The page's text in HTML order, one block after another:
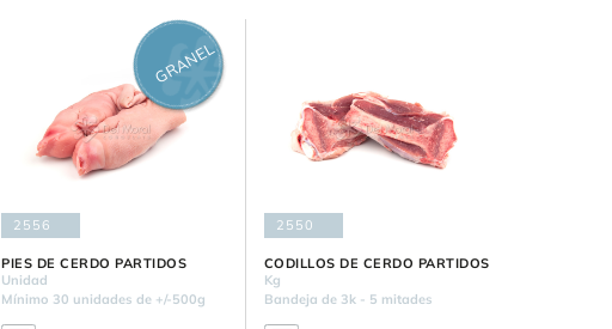
2556
GRANEL
PIES DE CERDO PARTIDOS
Unidad
Mínimo 30 unidades de +/-500g
2550
CODILLOS DE CERDO PARTIDOS
Kg
Bandeja de 3k - 5 mitades